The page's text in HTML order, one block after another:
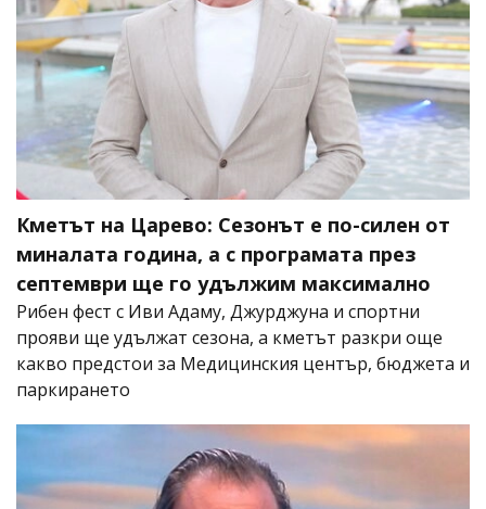
Кметът на Царево: Сезонът е по-силен от
миналата година, а с програмата през
септември ще го удължим максимално
Рибен фест с Иви Адаму, Джурджуна и спортни
прояви ще удължат сезона, а кметът разкри още
какво предстои за Медицинския център, бюджета и
паркирането